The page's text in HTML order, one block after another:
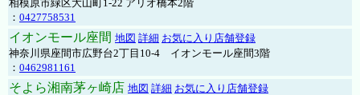
相模原市緑区大山町1-22 アリオ橋本2階
： 0427758531
イオンモール座間 地図 詳細 お気に入り店舗登録
神奈川県座間市広野台2丁目10-4 イオンモール座間3階
： 0462981161
そよら湘南茅ヶ崎店 地図 詳細 お気に入り店舗登録